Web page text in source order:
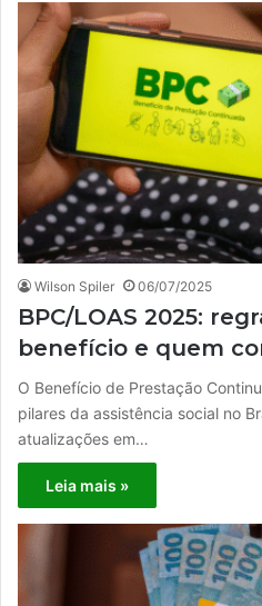
Wilson Spiler 06/07/2025
BPC/LOAS 2025:
benefício e quem
O Benefício de Prestação
pilares da assistência social no
atualizações em…
Leia mais »